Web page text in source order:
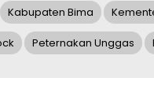
Kabupaten Bima
Peternakan Unggas